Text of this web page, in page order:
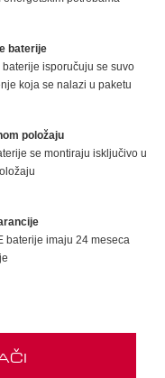
baterije
baterije isporučuju se suvo
koja se nalazi u paketu
položaju
se montiraju isključivo u
baterije imaju 24 meseca